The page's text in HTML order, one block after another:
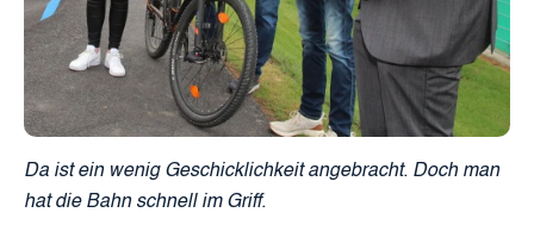
Da ist ein wenig Geschicklichkeit angebracht. Doch man
hat die Bahn schnell im Griff.